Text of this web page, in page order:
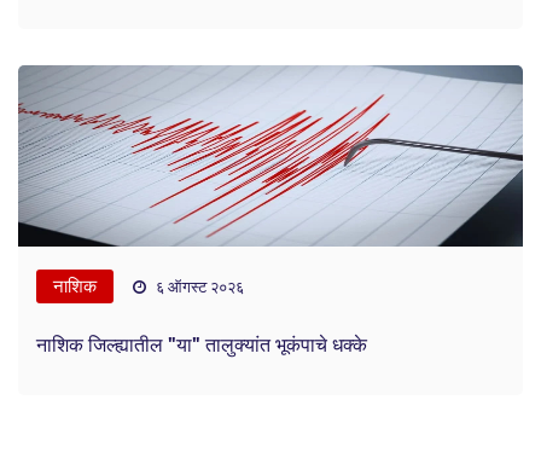
नाशिक ६ ऑगस्ट २०२६
नाशिक जिल्ह्यातील "या" तालुक्यांत भूकंपाचे धक्के